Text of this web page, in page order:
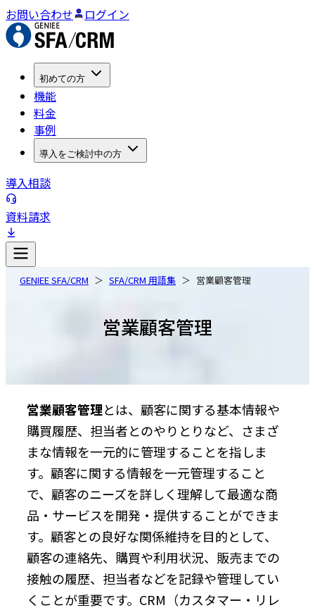
お問い合わせ ログイン
初めての方
機能
料金
事例
導入をご検討中の方
導入相談
資料請求
GENIEE SFA/CRM SFA/CRM 用語集 営業顧客管理
営業顧客管理
営業顧客管理とは、顧客に関する基本情報や
購買履歴、担当者とのやりとりなど、さまざ
まな情報を一元的に管理することを指しま
す。顧客に関する情報を一元管理すること
で、顧客のニーズを詳しく理解して最適な商
品・サービスを開発・提供することができま
す。顧客との良好な関係維持を目的として、
顧客の連絡先、購買や利用状況、販売までの
接触の履歴、担当者などを記録や管理してい
くことが重要です。CRM（カスタマー・リレ